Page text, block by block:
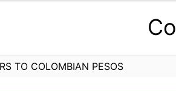
TO COLOMBIAN PESOS